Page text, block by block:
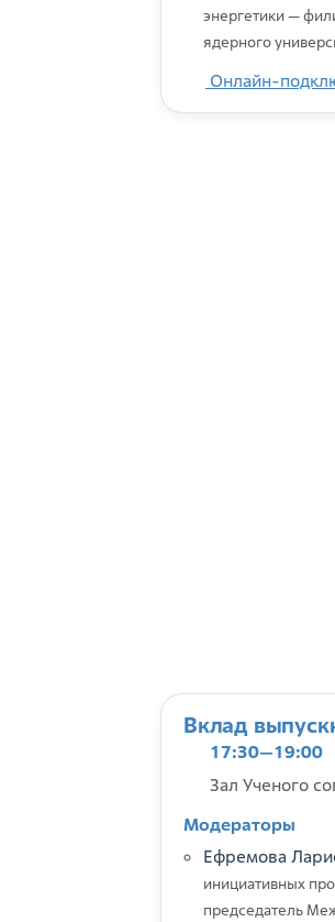
энергетики —
ядерного
Онлайн-
Вклад
17:30—19:00
Зал Ученого
Модераторы
Ефремова
инициативных
председатель